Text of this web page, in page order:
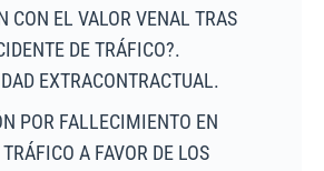
CON EL VALOR VENAL TRAS
DE TRÁFICO?.
EXTRACONTRACTUAL.
POR FALLECIMIENTO EN
A FAVOR DE LOS